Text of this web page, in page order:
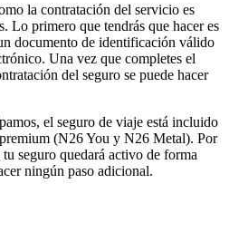
la contratación del servicio es
Lo primero que tendrás que hacer es
documento de identificación válido
Una vez que completes el
del seguro se puede hacer
el seguro de viaje está incluido
(N26 You y N26 Metal). Por
seguro quedará activo de forma
ningún paso adicional.